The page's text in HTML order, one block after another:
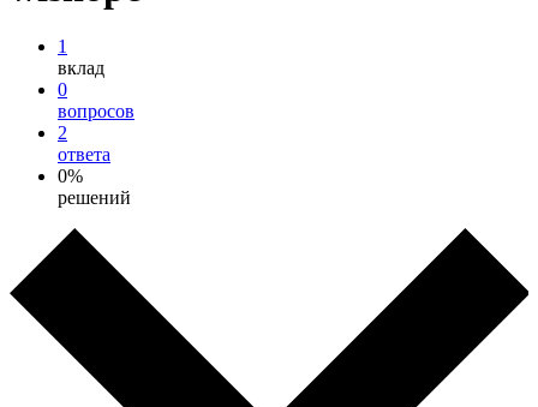
1
вклад
0
вопросов
2
ответа
0%
решений